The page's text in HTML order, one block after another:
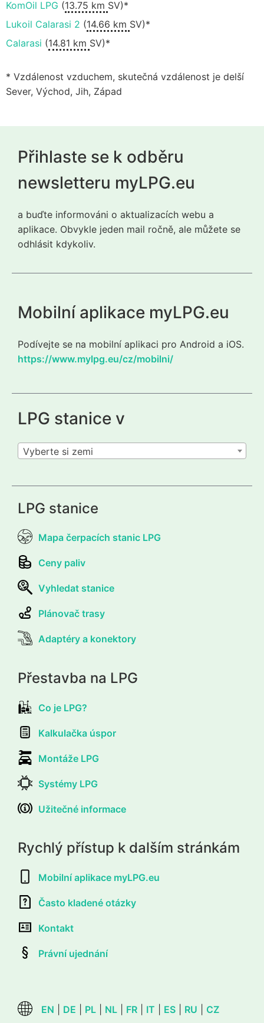
KomOil LPG (13.75 km SV)*
Lukoil Calarasi 2 (14.66 km SV)*
Calarasi (14.81 km SV)*
* Vzdálenost vzduchem, skutečná vzdálenost je delší
Sever, Východ, Jih, Západ
Přihlaste se k odběru
newsletteru myLPG.eu
a buďte informováni o aktualizacích webu a
aplikace. Obvykle jeden mail ročně, ale můžete se
odhlásit kdykoliv.
Mobilní aplikace myLPG.eu
Podívejte se na mobilní aplikaci pro Android a iOS.
https://www.mylpg.eu/cz/mobilni/
LPG stanice v
Vyberte si zemi
LPG stanice
Mapa čerpacích stanic LPG
Ceny paliv
Vyhledat stanice
Plánovač trasy
Adaptéry a konektory
Přestavba na LPG
Co je LPG?
Kalkulačka úspor
Montáže LPG
Systémy LPG
Užitečné informace
Rychlý přístup k dalším stránkám
Mobilní aplikace myLPG.eu
Často kladené otázky
Kontakt
Právní ujednání
EN DE PL NL FR IT ES RU CZ